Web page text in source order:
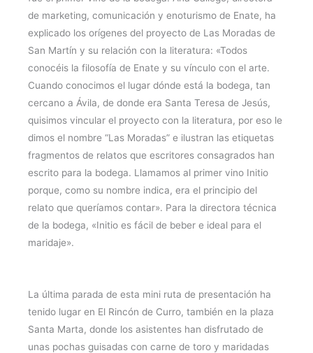
de marketing, comunicación y enoturismo de Enate, ha
explicado los orígenes del proyecto de Las Moradas de
San Martín y su relación con la literatura: «Todos
conocéis la filosofía de Enate y su vínculo con el arte.
Cuando conocimos el lugar dónde está la bodega, tan
cercano a Ávila, de donde era Santa Teresa de Jesús,
quisimos vincular el proyecto con la literatura, por eso le
dimos el nombre “Las Moradas” e ilustran las etiquetas
fragmentos de relatos que escritores consagrados han
escrito para la bodega. Llamamos al primer vino Initio
porque, como su nombre indica, era el principio del
relato que queríamos contar». Para la directora técnica
de la bodega, «Initio es fácil de beber e ideal para el
maridaje».
La última parada de esta mini ruta de presentación ha
tenido lugar en El Rincón de Curro, también en la plaza
Santa Marta, donde los asistentes han disfrutado de
unas pochas guisadas con carne de toro y maridadas